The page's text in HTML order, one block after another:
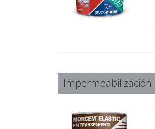
Impermeabilización